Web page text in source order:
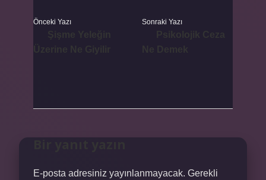
Önceki Yazı Sonraki Yazı
E-posta adresiniz yayınlanmayacak. Gerekli